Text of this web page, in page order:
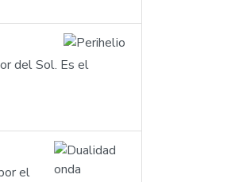
del Sol. Es el
el